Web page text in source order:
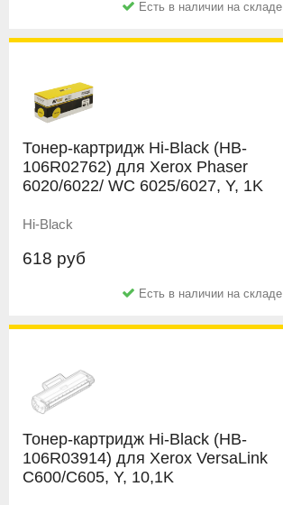
Есть в наличии на складе
Тонер-картридж Hi-Black (HB-
106R02762) для Xerox Phaser
6020/6022/ WC 6025/6027, Y, 1K
Hi-Black
618 руб
Есть в наличии на складе
Тонер-картридж Hi-Black (HB-
106R03914) для Xerox VersaLink
C600/C605, Y, 10,1K